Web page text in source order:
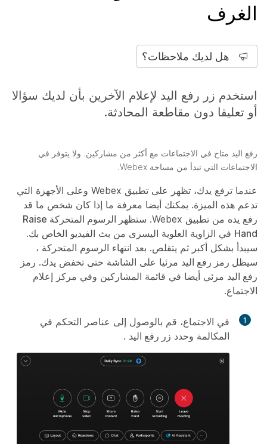
الغرف
هل لديك ملاحظات؟
استخدم زر رفع اليد لإعلام الآخرين بأن لديك سؤالا
أو تعليقا دون مقاطعة المحادثة.
رفع اليد متاح في الاجتماعات مع أكثر من مشاركين. ولا يتوفر في
الاجتماعات التي تبدأ من مساحة Webex.
عندما ترفع يدك، تظهر على تطبيق Webex وعلى الأجهزة التي
تدعم هذه الميزة. يمكنك أيضا معرفة ما إذا كان شخص ما قد
رفع يده من تطبيق Webex.
ستظهر الرسوم المتحركة Raise
Hand في الزاوية العلوية اليسرى من بث الفيديو الخاص بك.
سيبدأ بشكل أكبر ثم يتقلص. بعد انتهاء الرسوم المتحركة ،
سيظل رمز رفع اليد مرئيا على الشاشة حتى تخفض يدك. رمز
رفع اليد مرئي أيضا في قائمة المشاركين وفي مركز إعلام
الاجتماع.
1
في الاجتماع، قم بالوصول إلى عناصر التحكم في
المكالمة وحدد زر رفع اليد .